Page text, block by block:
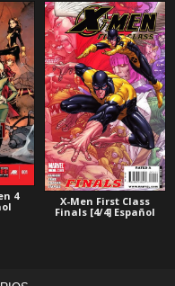
4
X-Men First Class
Finals [4/4] Español